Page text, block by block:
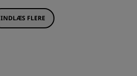
INDLÆS FLERE